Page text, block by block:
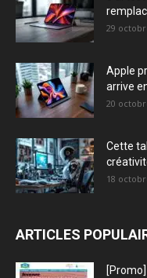
29
Apple
arrive
20
Cette
18
ARTICLES